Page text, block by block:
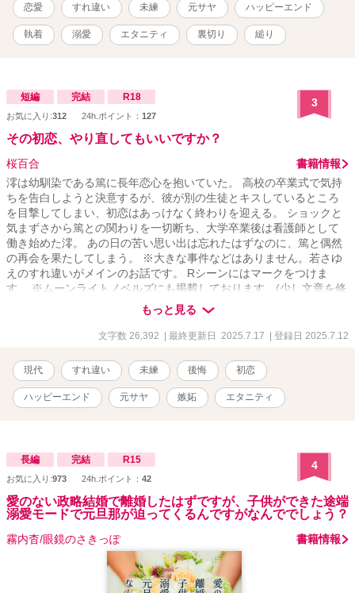
恋愛 すれ違い 未練 元サヤ ハッピーエンド
執着 溺愛 エタニティ 裏切り 縋り
短編 完結 R18
お気に入り:312 24h.ポイント： 127
3
その初恋、やり直してもいいですか？
桜百合
書籍情報
澪は幼馴染である篤に長年恋心を抱いていた。 高校の卒業式で気持
ちを告白しようと決意するが、彼が別の生徒とキスしているところ
を目撃してしまい、初恋はあっけなく終わりを迎える。 ショックと
気まずさから篤との関わりを一切断ち、大学卒業後は看護師として
働き始めた澪。 あの日の苦い思い出は忘れたはずなのに、篤と偶然
の再会を果たしてしまう。 ※大きな事件などはありません。若さゆ
えのすれ違いがメインのお話です。 Rシーンにはマークをつけま
す。 ※ムーンライトノベルズにも掲載しております。(少し文章を修
正したものをこちらに載せてます) ※2〜3万字程度のお話ですので、
サラッと読んでいただけたらなと思います！
もっと見る
文字数 26,392 | 最終更新日 2025.7.17 | 登録日 2025.7.12
現代 すれ違い 未練 後悔 初恋
ハッピーエンド 元サヤ 嫉妬 エタニティ
長編 完結 R15
お気に入り:973 24h.ポイント： 42
4
愛のない政略結婚で離婚したはずですが、子供ができた途端
溺愛モードで元旦那が迫ってくるんですがなんででしょう？
霧内杳/眼鏡のさきっぽ 書籍情報